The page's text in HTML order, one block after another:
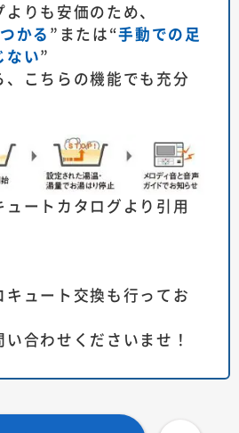
りも安価のため、
かる ”または“手動での足
ない”
、こちらの機能でも充分
ートカタログより引用
キュート交換も行ってお
合わせくださいませ！